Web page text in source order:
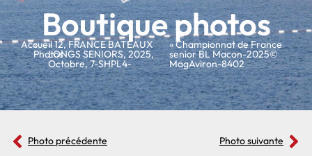
Boutique photos
Accueil
»
Photos
»12,FRANCE BATEAUX
LONGS SENIORS,2025,
Octobre,7-SHPL4-
» Championnat de France
senior BL Macon-2025©
MagAviron-8402
Photo précédente Photo suivante